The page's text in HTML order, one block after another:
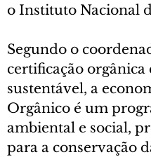
o Instituto Nacional
Segundo o
certificação
sustentável, a
Orgânico é um
ambiental e social,
para a conservação